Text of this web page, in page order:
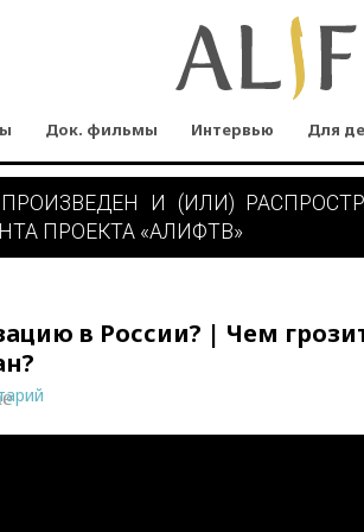
Док. фильмы Интервью Для
И (ИЛИ)
ПРОЕКТА «АЛИФТВ»
в России? | Чем